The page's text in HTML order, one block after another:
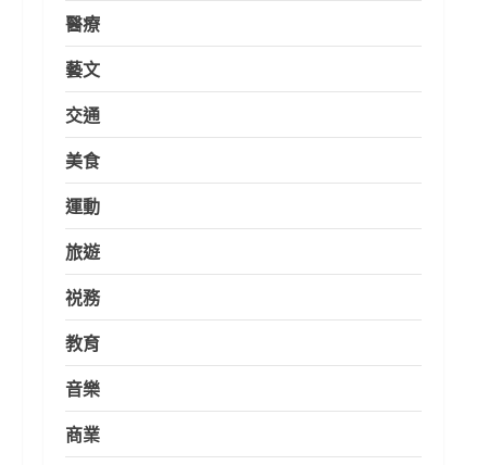
醫療
藝文
交通
美食
運動
旅遊
祱務
教育
音樂
商業